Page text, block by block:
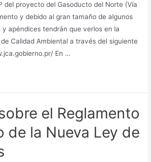
del proyecto del Gasoducto del Norte (Vía
y debido al gran tamaño de algunos
y apéndices tendrán que verlos en la
Calidad Ambiental a través del siguiente
En …
el Reglamento
de la Nueva Ley de